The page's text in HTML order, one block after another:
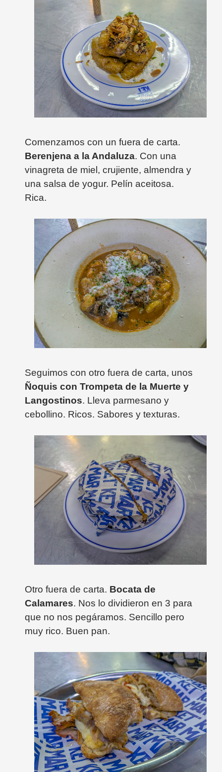
Comenzamos con un fuera de carta.
Berenjena a la Andaluza. Con una
vinagreta de miel, crujiente, almendra y
una salsa de yogur. Pelín aceitosa.
Rica.
Seguimos con otro fuera de carta, unos
Ñoquis con Trompeta de la Muerte y
Langostinos. Lleva parmesano y
cebollino. Ricos. Sabores y texturas.
Otro fuera de carta. Bocata de
Calamares. Nos lo dividieron en 3 para
que no nos pegáramos. Sencillo pero
muy rico. Buen pan.